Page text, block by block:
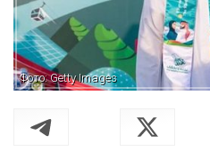
Фото: Getty Images